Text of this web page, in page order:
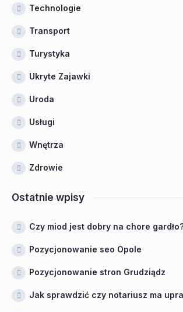
Technologie
Transport
Turystyka
Ukryte Zajawki
Uroda
Usługi
Wnętrza
Zdrowie
Ostatnie wpisy
Czy miod jest dobry na chore
Pozycjonowanie seo Opole
Pozycjonowanie stron Grudziądz
Jak sprawdzić czy notariusz ma